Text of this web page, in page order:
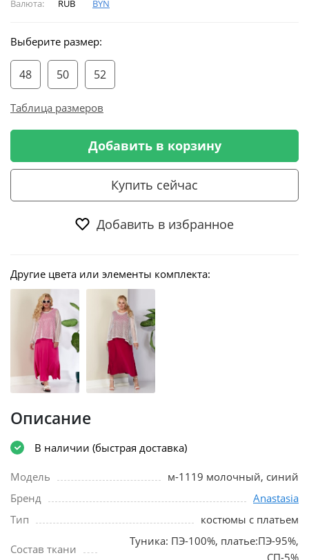
Валюта: RUB BYN
Выберите размер:
48 50 52
Таблица размеров
Добавить в корзину
Купить сейчас
Добавить в избранное
Другие цвета или элементы комплекта:
Описание
В наличии (быстрая доставка)
Модель
м-1119 молочный, синий
Бренд
Anastasia
Тип
костюмы с платьем
Состав ткани
Туника: ПЭ-100%, платье:ПЭ-95%,